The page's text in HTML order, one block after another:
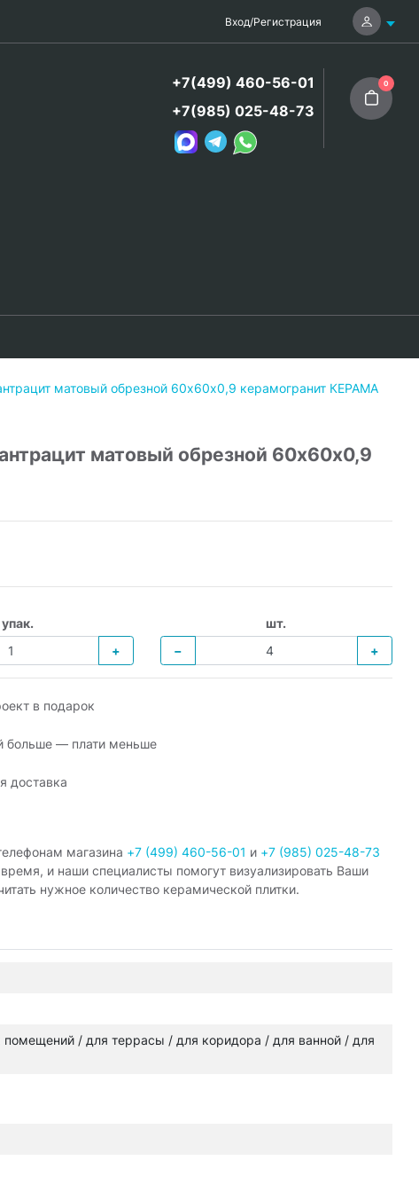
Вход/Регистрация
+7(499) 460-56-01
+7(985) 025-48-73
0
матовый обрезной 60х60x0,9 керамогранит КЕРАМА
матовый обрезной 60х60x0,9
упак.
+
шт.
−
+
в подарок
больше — плати меньше
доставка
магазина +7 (499) 460-56-01 и +7 (985) 025-48-73
и наши специалисты помогут визуализировать Ваши
нужное количество керамической плитки.
/ для террасы / для коридора / для ванной / для